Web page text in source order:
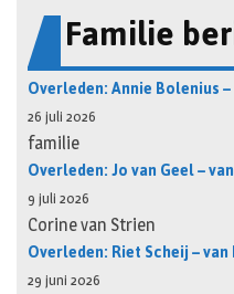
Familie
Overleden: Annie Bolenius
26 juli 2026
familie
Overleden: Jo van Geel –
9 juli 2026
Corine van Strien
Overleden: Riet Scheij –
29 juni 2026